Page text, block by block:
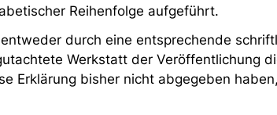
Reihenfolge aufgeführt.
durch eine entsprechende
Werkstatt der Veröffentlichung
Erklärung bisher nicht abgegeben